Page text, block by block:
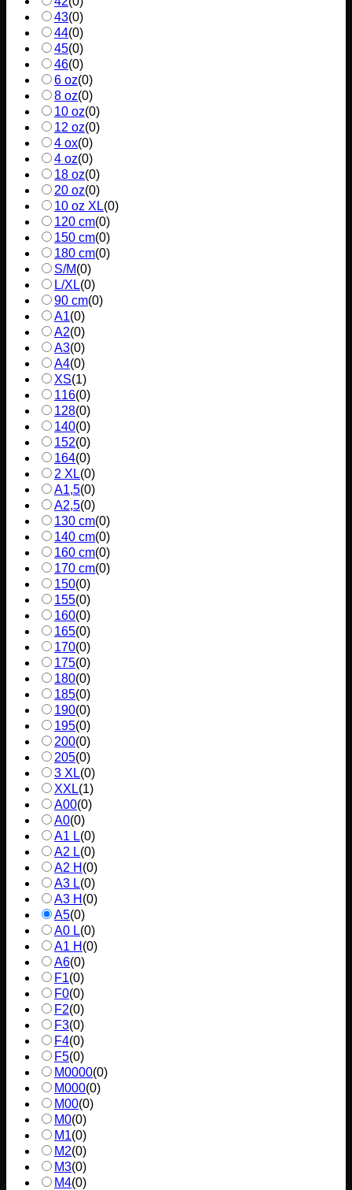
43(0)
44(0)
45(0)
46(0)
6 oz(0)
8 oz(0)
10 oz(0)
12 oz(0)
4 ox(0)
4 oz(0)
18 oz(0)
20 oz(0)
10 oz XL(0)
120 cm(0)
150 cm(0)
180 cm(0)
S/M(0)
L/XL(0)
90 cm(0)
A1(0)
A2(0)
A3(0)
A4(0)
XS(1)
116(0)
128(0)
140(0)
152(0)
164(0)
2 XL(0)
A1,5(0)
A2,5(0)
130 cm(0)
140 cm(0)
160 cm(0)
170 cm(0)
150(0)
155(0)
160(0)
165(0)
170(0)
175(0)
180(0)
185(0)
190(0)
195(0)
200(0)
205(0)
3 XL(0)
XXL(1)
A00(0)
A0(0)
A1 L(0)
A2 L(0)
A2 H (0)
A3 L(0)
A3 H (0)
A5(0)
A0 L(0)
A1 H (0)
A6(0)
F1(0)
F0(0)
F2(0)
F3(0)
F4(0)
F5(0)
M0000(0)
M000(0)
M00(0)
M0(0)
M1(0)
M2(0)
M3(0)
M4(0)